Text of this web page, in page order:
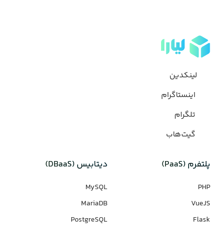
لینکدین
اینستاگرام
تلگرام
گیت‌هاب
پلتفرم (PaaS)
PHP
VueJS
Flask
دیتابیس‌ (DBaaS)
MySQL
MariaDB
PostgreSQL